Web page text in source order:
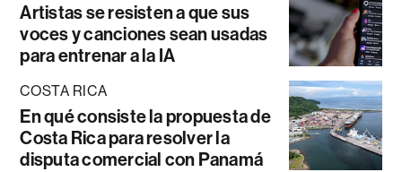
Artistas se resisten a que sus
voces y canciones sean usadas
para entrenar a la IA
COSTA RICA
En qué consiste la propuesta de
Costa Rica para resolver la
disputa comercial con Panamá